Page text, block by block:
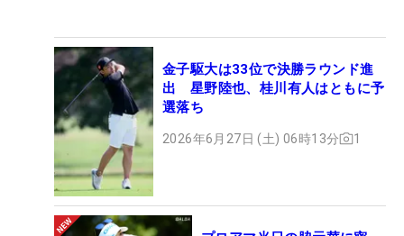
金子駆大は33位で決勝ラウンド進
出 星野陸也、桂川有人はともに予
選落ち
2026年6月27日 (土) 06時13分 1